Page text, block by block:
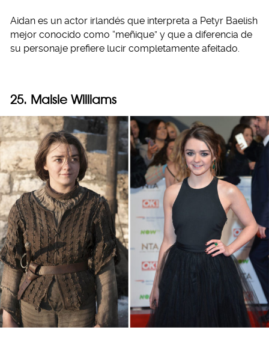
Aidan es un actor irlandés que interpreta a Petyr Baelish
mejor conocido como “meñique” y que a diferencia de
su personaje prefiere lucir completamente afeitado.
25. Maisie Williams